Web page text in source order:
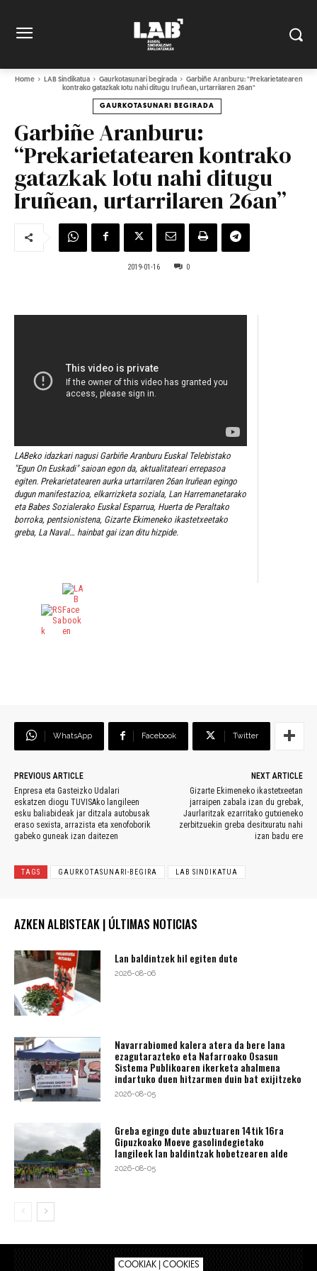
Home LAB Sindikatua Gaurkotasunari begirada
Garbiñe Aranburu: "Prekarietatearen
kontrako gatazkak lotu nahi ditugu Iruñean, urtarrilaren 26an"
GAURKOTASUNARI BEGIRADA
Garbiñe Aranburu:
“Prekarietatearen kontrako
gatazkak lotu nahi ditugu
Iruñean, urtarrilaren 26an”
2019-01-16 0
LABeko idazkari nagusi Garbiñe Aranburu Euskal Telebistako
"Egun On Euskadi" saioan egon da, aktualitateari errepasoa
egiten. Prekarietatearen aurka urtarrilaren 26an Iruñean egingo
dugun manifestazioa, elkarrizketa soziala, Lan Harremanetarako
eta Babes Sozialerako Euskal Esparrua, Huerta de Peraltako
borroka, pentsionistena, Gizarte Ekimeneko ikastetxeetako
greba, La Naval… hainbat gai izan ditu hizpide.
WhatsApp Facebook Twitter
PREVIOUS ARTICLE
Enpresa eta Gasteizko Udalari
eskatzen diogu TUVISAko langileen
esku baliabideak jar ditzala autobusak
eraso sexista, arrazista eta xenofoborik
gabeko guneak izan daitezen
NEXT ARTICLE
Gizarte Ekimeneko ikastetxeetan
jarraipen zabala izan du grebak,
Jaurlaritzak ezarritako gutxieneko
zerbitzuekin greba desitxuratu nahi
izan badu ere
TAGS GAURKOTASUNARI-BEGIRA LAB SINDIKATUA
AZKEN ALBISTEAK | ÚLTIMAS NOTICIAS
Lan baldintzek hil egiten dute
2026-08-06
Navarrabiomed kalera atera da bere lana
ezagutarazteko eta Nafarroako Osasun
Sistema Publikoaren ikerketa ahalmena
indartuko duen hitzarmen duin bat exijitzeko
2026-08-05
Greba egingo dute abuztuaren 14tik 16ra
Gipuzkoako Moeve gasolindegietako
langileek lan baldintzak hobetzearen alde
2026-08-05
COOKIAK | COOKIES